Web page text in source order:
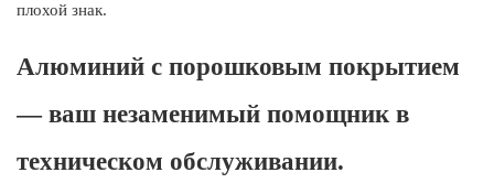
плохой знак.
Алюминий с порошковым покрытием
— ваш незаменимый помощник в
техническом обслуживании.